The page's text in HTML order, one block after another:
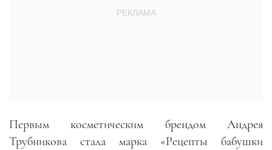
Первым косметическим брендом Андрея
Трубникова стала марка «Рецепты бабушки